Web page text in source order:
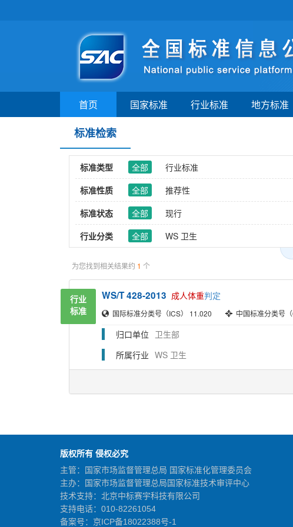
首页 国家标准 行业标准 地方标准
标准检索
标准类型 全部
行业标准
标准性质
全部
推荐性
标准状态
全部
现行
行业分类
全部
WS 卫生
版权所有 侵权必究
主管：国家市场监督管理总局 国家标准化管理委员会
主办：国家市场监督管理总局国家标准技术审评中心
技术支持：北京中标赛宇科技有限公司
支持电话：010-82261054
备案号： 京ICP备18022388号-1